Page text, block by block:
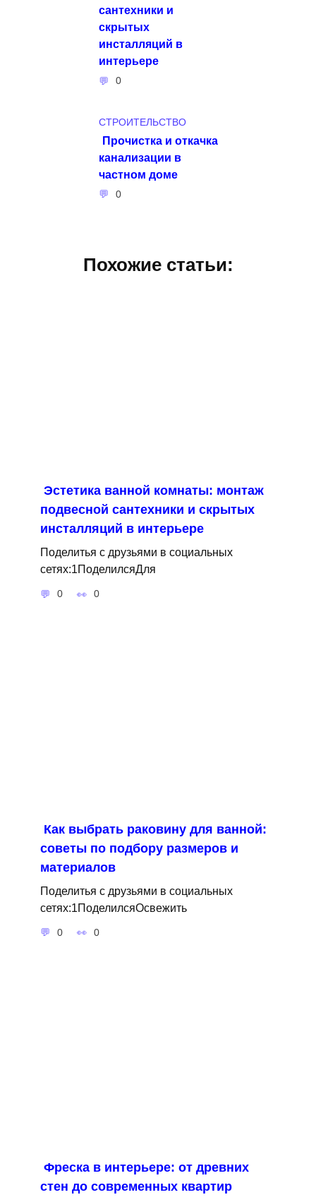
сантехники и
скрытых
инсталляций в
интерьере
0
СТРОИТЕЛЬСТВО
Прочистка и откачка
канализации в
частном доме
0
Похожие статьи:
Эстетика ванной комнаты: монтаж
подвесной сантехники и скрытых
инсталляций в интерьере
Поделитья с друзьями в социальных
сетях:1ПоделилсяДля
0 0
Как выбрать раковину для ванной:
советы по подбору размеров и
материалов
Поделитья с друзьями в социальных
сетях:1ПоделилсяОсвежить
0 0
Фреска в интерьере: от древних
стен до современных квартир